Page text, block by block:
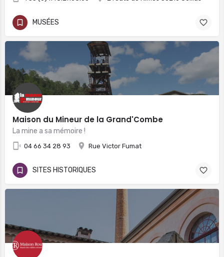
MUSÉES
Maison du Mineur de la Grand'Combe
La mine a sa mémoire !
04 66 34 28 93 Rue Victor Fumat
SITES HISTORIQUES